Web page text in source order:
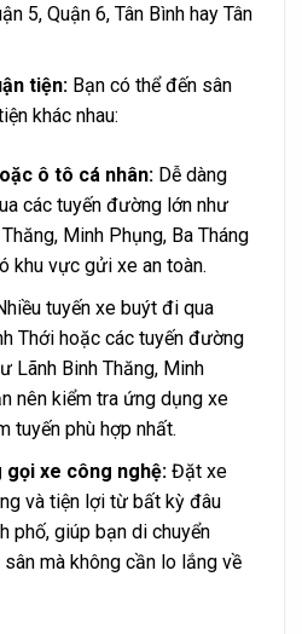
5, Quận 6, Tân Bình hay Tân
tiện:Bạn có thể đến sân
khác nhau:
ô tô cá nhân:Dễ dàng
các tuyến đường lớn như
Thăng, Minh Phụng, Ba Tháng
khu vực gửi xe an toàn.
tuyến xe buýt đi qua
Thới hoặc các tuyến đường
Lãnh Binh Thăng, Minh
nên kiểm tra ứng dụng xe
tuyến phù hợp nhất.
gọi xe công nghệ:Đặt xe
và tiện lợi từ bất kỳ đâu
phố, giúp bạn di chuyển
mà không cần lo lắng về